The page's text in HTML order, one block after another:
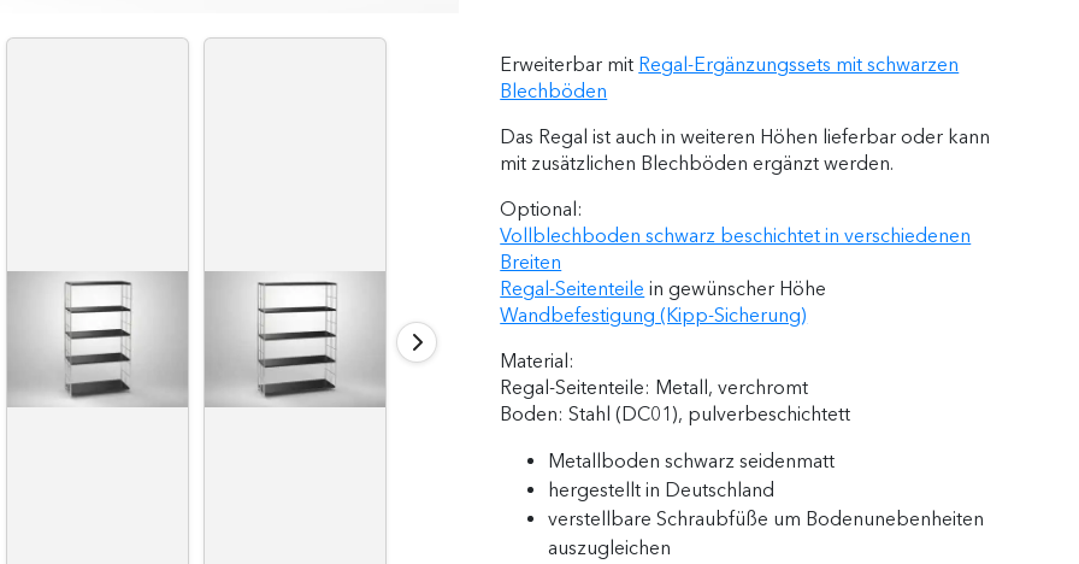
Erweiterbar mit Regal-Ergänzungssets mit schwarzen
Blechböden
Das Regal ist auch in weiteren Höhen lieferbar oder kann
mit zusätzlichen Blechböden ergänzt werden.
Optional:
Vollblechboden schwarz beschichtet in verschiedenen
Breiten
Regal-Seitenteile in gewünscher Höhe
Wandbefestigung (Kipp-Sicherung)
Material:
Regal-Seitenteile: Metall, verchromt
Boden: Stahl (DC01), pulverbeschichtett
Metallboden schwarz seidenmatt
hergestellt in Deutschland
verstellbare Schraubfüße um Bodenunebenheiten
auszugleichen